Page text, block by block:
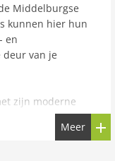
Middelburgse
kunnen hier hun
en
van je
zijn moderne
Meer